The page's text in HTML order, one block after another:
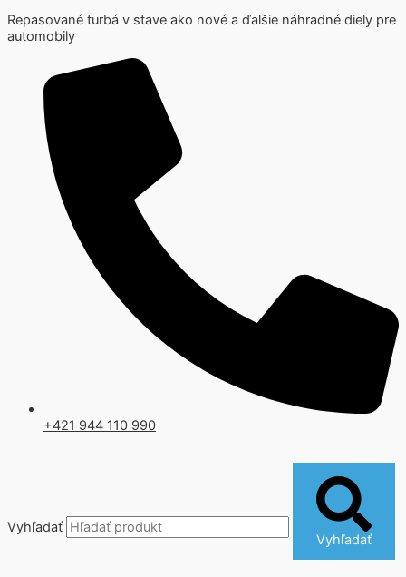
Repasované turbá v stave ako nové a ďalšie náhradné diely pre
automobily
+421 944 110 990
Vyhľadať
Vyhľadať